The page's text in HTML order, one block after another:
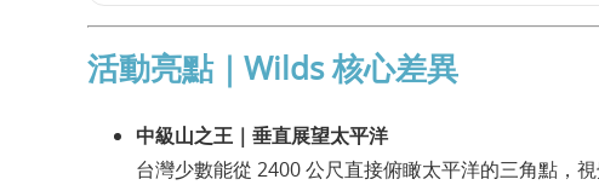
活動亮點｜Wilds 核心差異
中級山之王｜垂直展望太平洋
台灣少數能從 2400 公尺直接俯瞰太平洋的三角點，視